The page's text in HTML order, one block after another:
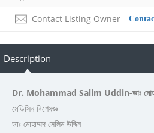
Contact Listing Owner
Description
Dr. Mohammad Salim Uddin-ডাঃ
মেডিসিন বিশেষজ্ঞ
ডাঃ মোহাম্মদ সেলিম উদ্দিন